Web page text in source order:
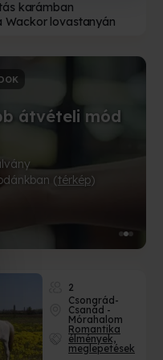
karámban
Wackor lovastanyán
csomagolás
2
Csongrád-
Csanád -
Mórahalom
Romantika
élmények,
meglepetések